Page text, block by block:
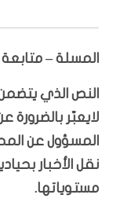
المسلة –
النص الذي
لايعبّر
المسؤول عن
نقل الأخبار
مستوياتها.